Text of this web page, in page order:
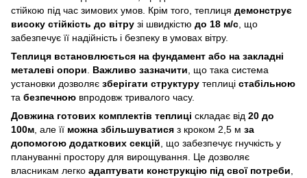
стійкою під час зимових умов. Крім того, теплиця демонструє
високу стійкість до вітру зі швидкістю до 18 м/с , що
забезпечує її надійність і безпеку в умовах вітру.
Теплиця встановлюється на фундамент або на закладні
металеві опори
Важливо зазначити , що така система
установки дозволяє зберігати структуру теплиці стабільною
та безпечною впродовж тривалого часу.
Довжина готових комплектів теплиці складає від 20 до
100м , але її можна збільшуватися з кроком 2,5 м за
допомогою додаткових секцій , що забезпечує гнучкість у
плануванні простору для вирощування. Це дозволяє
власникам легко адаптувати конструкцію під свої потреби